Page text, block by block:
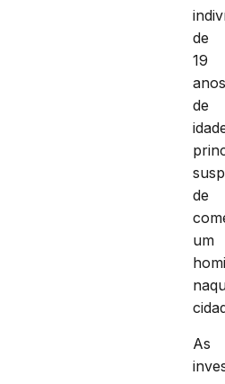
de
19
de
de
um
As